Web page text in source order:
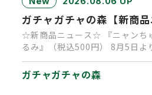
ガチャガチャの森【新商品
☆新商品ニュース☆ 『ニャンち
るみ』（税込500円） 8月5日よ
ガチャガチャの森